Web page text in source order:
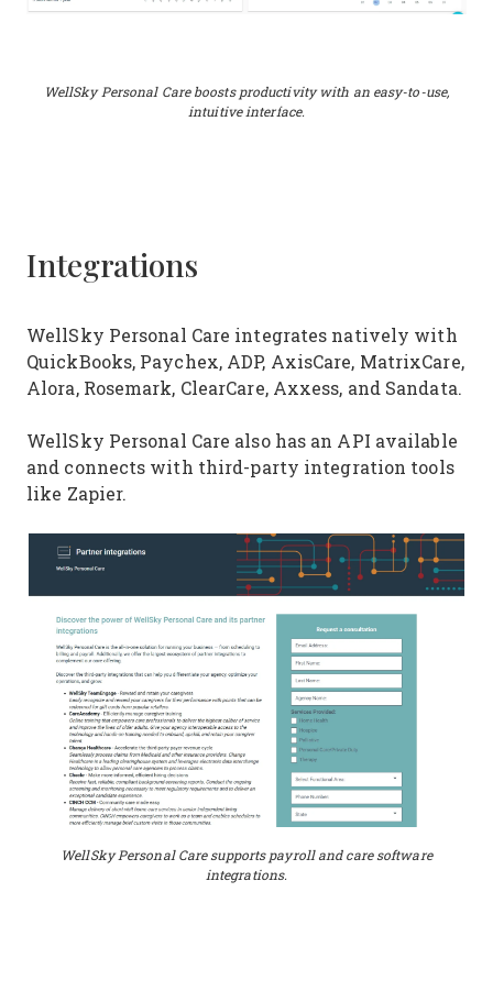
WellSky Personal Care boosts productivity with an easy-to-use,
intuitive interface.
Integrations
WellSky Personal Care integrates natively with
QuickBooks, Paychex, ADP, AxisCare, MatrixCare,
Alora, Rosemark, ClearCare, Axxess, and Sandata.
WellSky Personal Care also has an API available
and connects with third-party integration tools
like Zapier.
WellSky Personal Care supports payroll and care software
integrations.